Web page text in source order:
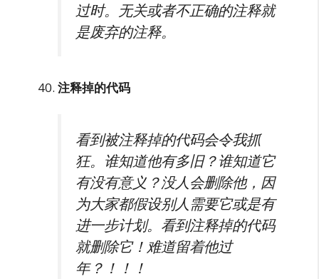
过时。无关或者不正确的注释就
是废弃的注释。
注释掉的代码
看到被注释掉的代码会令我抓
狂。谁知道他有多旧？谁知道它
有没有意义？没人会删除他，因
为大家都假设别人需要它或是有
进一步计划。看到注释掉的代码
就删除它！难道留着他过
年？！！！